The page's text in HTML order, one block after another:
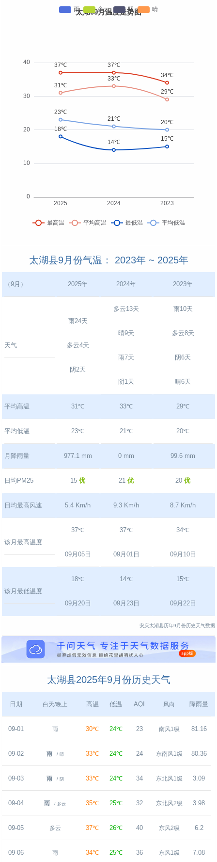
太湖09月温度走势图
太湖县9月份气温： 2023年 ~ 2025年
（9月） 2025年 2024年 2023年
天气
雨24天
多云4天
阴2天
多云13天
晴9天
雨7天
阴1天
雨10天
多云8天
阴6天
晴6天
平均高温 31℃ 33℃ 29℃
平均低温 23℃ 21℃ 20℃
月降雨量 977.1 mm 0 mm 99.6 mm
日均PM25 15优 21优 20优
日均最高风速 5.4 Km/h 9.3 Km/h 8.7 Km/h
该月最高温度
37℃
09月05日
37℃
09月01日
34℃
09月10日
该月最低温度
18℃
09月20日
14℃
09月23日
15℃
09月22日
安庆太湖县历年9月份历史天气数据
太湖县2025年9月份历史天气
日期 白天/晚上 高温 低温 AQI 风向 降雨量
09-01 雨 30℃ 24℃ 23 南风1级 81.16
09-02 雨 / 晴 33℃ 24℃ 24 东南风1级 80.36
09-03 雨 / 阴 33℃ 24℃ 34 东北风1级 3.09
09-04 雨 / 多云 35℃ 25℃ 32 东北风2级 3.98
09-05 多云 37℃ 26℃ 40 东风2级 6.2
09-06 雨 34℃ 25℃ 36 东风1级 7.08